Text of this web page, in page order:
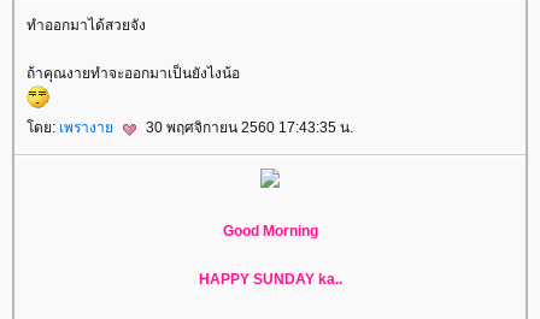
ทำออกมาได้สวยจัง
ถ้าคุณงายทำจะออกมาเป็นยังไงน้อ
ดย: เพรางา 30 พฤศจิกายน 2560 17:43:35 น.
Good Morning
HAPPY SUNDAY ka..